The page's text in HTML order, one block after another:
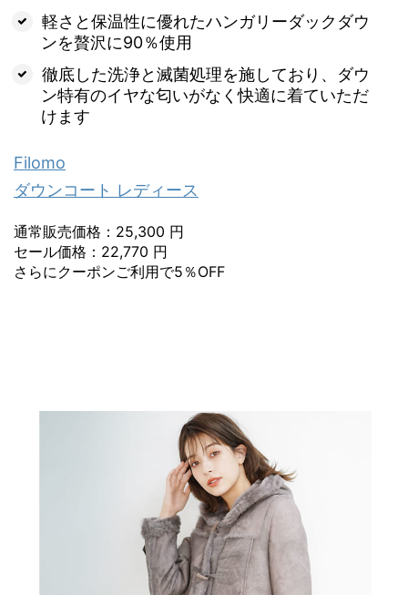
軽さと保温性に優れたハンガリーダックダウ
ンを贅沢に90％使用
徹底した洗浄と滅菌処理を施しており、ダウ
ン特有のイヤな匂いがなく快適に着ていただ
けます
Filomo
ダウンコート レディース
通常販売価格：25,300 円
セール価格：22,770 円
さらにクーポンご利用で5％OFF